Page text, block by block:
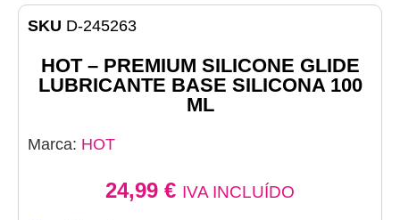
SKU D-245263
HOT – PREMIUM SILICONE GLIDE
LUBRICANTE BASE SILICONA 100
ML
Marca: HOT
24,99 € IVA INCLUÍDO